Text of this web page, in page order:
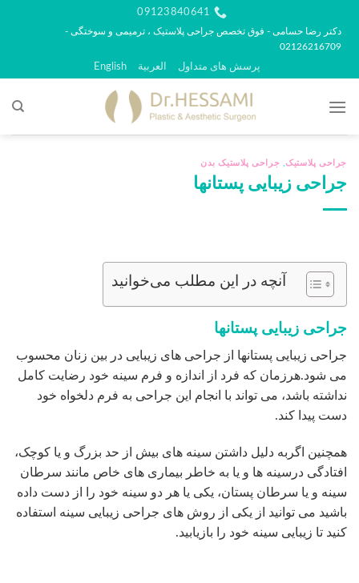
محتوا
09123840641
دکتر رضا حسامی - فوق تخصص جراحی پلاستیک ، ترمیمی و سوختگی -
02126216709
پرسش های متداول العربية English
جراحی پلاستیک جراحی پلاستیک بدن
جراحی زیبایی پستانها
آنچه در این مطلب می‌خوانید
جراحی زیبایی پستانها
جراحی زیبایی پستانها از جراحی های زیبایی در بین زنان محسوب
می شود.هرزمان که فرد از اندازه و فرم سینه خود رضایت کامل
نداشته باشد، می تواند با انجام این جراحی به فرم دلخواه خود
دست پیدا کند.
همچنین اگربه دلیل داشتن سینه های بیش از حد بزرگ و یا کوچک،
افتادگی درسینه ها و یا به خاطر بیماری های خاص مانند سرطان
سینه و یا سرطان پستان، یکی یا هر دو سینه خود را از دست داده
باشید می توانید از یکی از روش های جراحی زیبایی سینه استفاده
کنید تا زیبایی سینه خود را بازیابید.